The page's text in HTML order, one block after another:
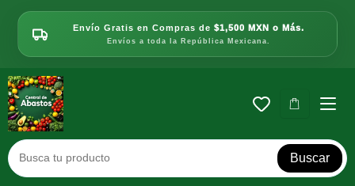
contenido
Envío Gratis en Compras de $1,500 MXN o Más.
Envíos a toda la República Mexicana.
Buscar